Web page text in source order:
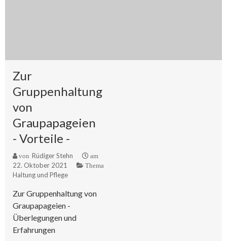
Zur
Gruppenhaltung
von
Graupapageien
- Vorteile -
von Rüdiger Stehn am
22. Oktober 2021 Thema
Haltung und Pflege
Zur Gruppenhaltung von
Graupapageien -
Überlegungen und
Erfahrungen